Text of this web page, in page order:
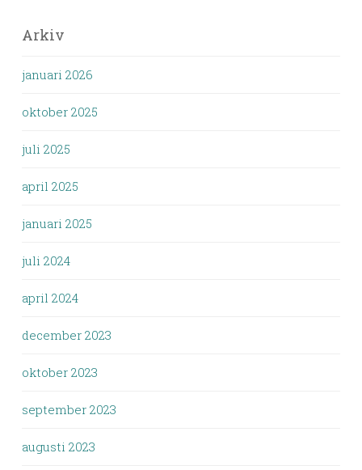
Arkiv
januari 2026
oktober 2025
juli 2025
april 2025
januari 2025
juli 2024
april 2024
december 2023
oktober 2023
september 2023
augusti 2023